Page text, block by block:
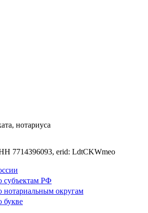
нотариуса
erid: LdtCKWmeo
субъектам РФ
нотариальным округам
букве